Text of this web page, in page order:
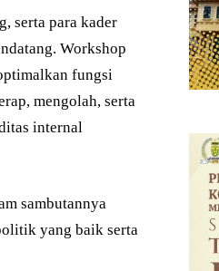
serta para kader
Workshop
fungsi
mengolah, serta
internal
sambutannya
yang baik serta